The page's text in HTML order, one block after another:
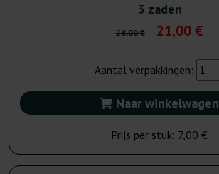
3 zaden
28,00 € 21,00 €
Aantal verpakkingen:
Naar winkelwagen
Prijs per stuk: 7,00 €